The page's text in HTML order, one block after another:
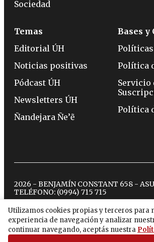
Utilizamos cookies propias y terceros para
experiencia de navegación y analizar
continuar navegando, aceptás nuestra
Sociedad
Temas
Editorial ÚH
Noticias positivas
Pódcast ÚH
Newsletters ÚH
Ñandejara Ñe’ẽ
Bases y
Política
Servicio
Política
2026 - BENJAMÍN CONSTANT 658 -
TELÉFONO: (0994) 715 715
twitterinstagram
facebook
tiktok